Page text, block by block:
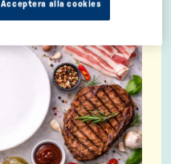
Acceptera alla cookies